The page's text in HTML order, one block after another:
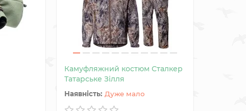
Камуфляжний костюм Сталкер
Татарське Зілля
Дуже мало